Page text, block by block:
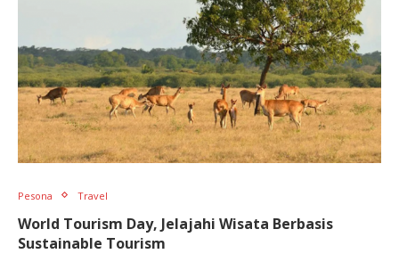
Pesona Travel
World Tourism Day, Jelajahi Wisata Berbasis
Sustainable Tourism